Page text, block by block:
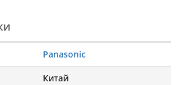
Panasonic
Китай